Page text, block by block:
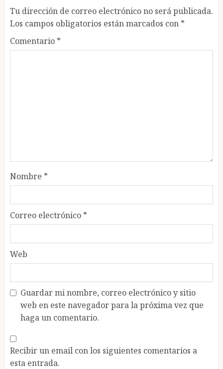
Tu dirección de correo electrónico no será publicada.
Los campos obligatorios están marcados con *
Comentario *
Nombre *
Correo electrónico *
Web
Guardar mi nombre, correo electrónico y sitio
web en este navegador para la próxima vez que
haga un comentario.
Recibir un email con los siguientes comentarios a
esta entrada.